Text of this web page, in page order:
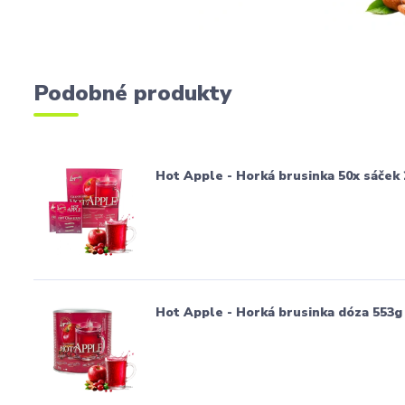
Podobné produkty
Hot Apple - Horká brusinka 50x sáček
Hot Apple - Horká brusinka dóza 553g